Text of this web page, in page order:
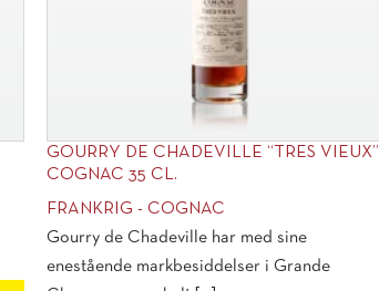
GOURRY DE CHADEVILLE “TRES VIEUX”
COGNAC 35 CL.
FRANKRIG - COGNAC
Gourry de Chadeville har med sine
enestående markbesiddelser i Grande